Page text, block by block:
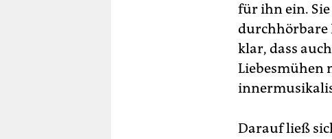
für ihn ein.
durchhörbare
klar, dass
Liebesmühen
Darauf ließ